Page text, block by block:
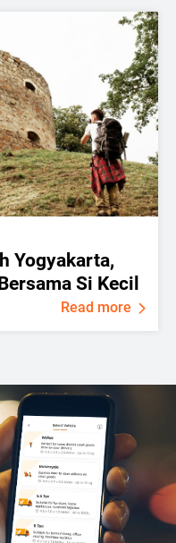
Yogyakarta,
Si Kecil
Read more